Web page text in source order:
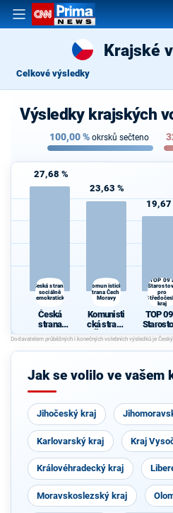
Krajské
Celkové výsledky
Výsledky krajských
100,00% okrsků sečteno
27,68 %
Česká strana
sociálně
demokratická
Česká
strana
sociálně
demokrati
cká
23,63 %
Komunistická
strana Čech a
Moravy
Komunisti
cká strana
Čech a
Moravy
19,67
TOP 09
pro
kraj
TOP
pro
ký
Jak se volilo ve vašem
Jihočeský kraj
Karlovarský kraj Kraj
Královéhradecký kraj
Moravskoslezský kraj